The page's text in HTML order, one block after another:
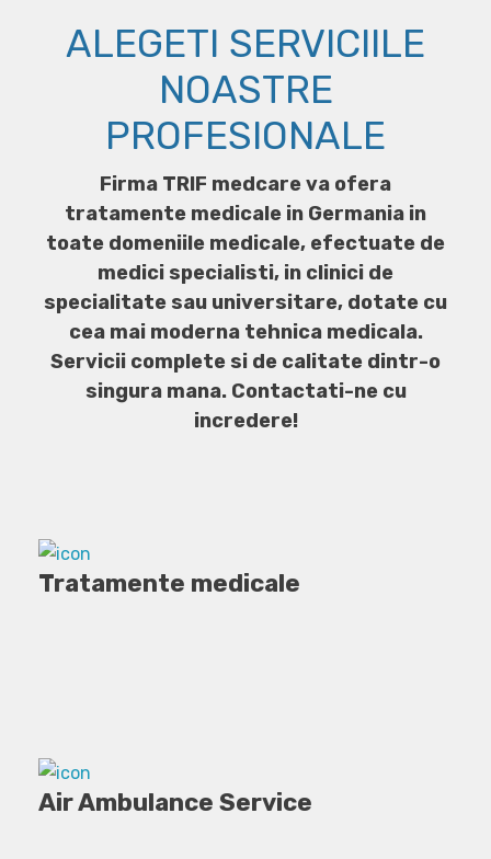
ALEGETI SERVICIILE
NOASTRE
PROFESIONALE
Firma TRIF medcare va ofera
tratamente medicale in Germania in
toate domeniile medicale, efectuate de
medici specialisti, in clinici de
specialitate sau universitare, dotate cu
cea mai moderna tehnica medicala.
Servicii complete si de calitate dintr-o
singura mana. Contactati-ne cu
incredere!
Tratamente medicale
Air Ambulance Service